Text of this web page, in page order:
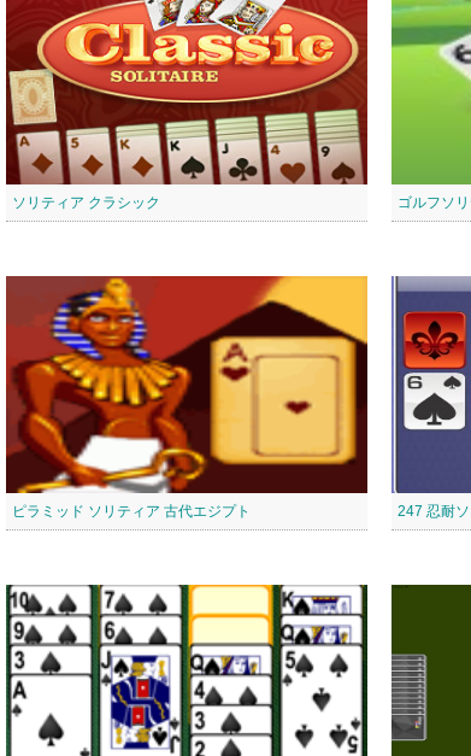
ソリティア クラシック ゴルフソ
ピラミッド ソリティア 古代エジプト 247 忍耐